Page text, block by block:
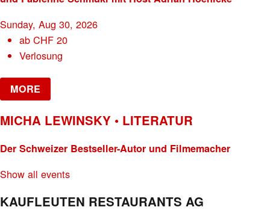
Sunday, Aug 30, 2026
abCHF 20
Verlosung
MORE
MICHA LEWINSKY • LITERATUR
Der Schweizer Bestseller-Autor und Filmemacher
Show all events
KAUFLEUTEN RESTAURANTS AG